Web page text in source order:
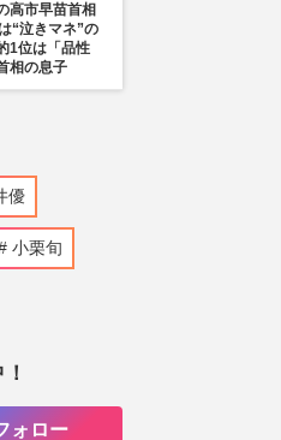
高市早苗首相
“泣きマネ”の
1位は「品性
相の息子
優
小栗旬
ォロー